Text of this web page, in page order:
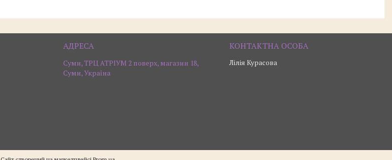
Суми, ТРЦ АТРІУМ 2 поверх, магазин 18,
Суми, Україна
Лілія Курасова